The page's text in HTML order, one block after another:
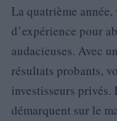
La quatrième
d’expérience pour
audacieuses. Avec
résultats probants,
investisseurs privés.
démarquent sur le